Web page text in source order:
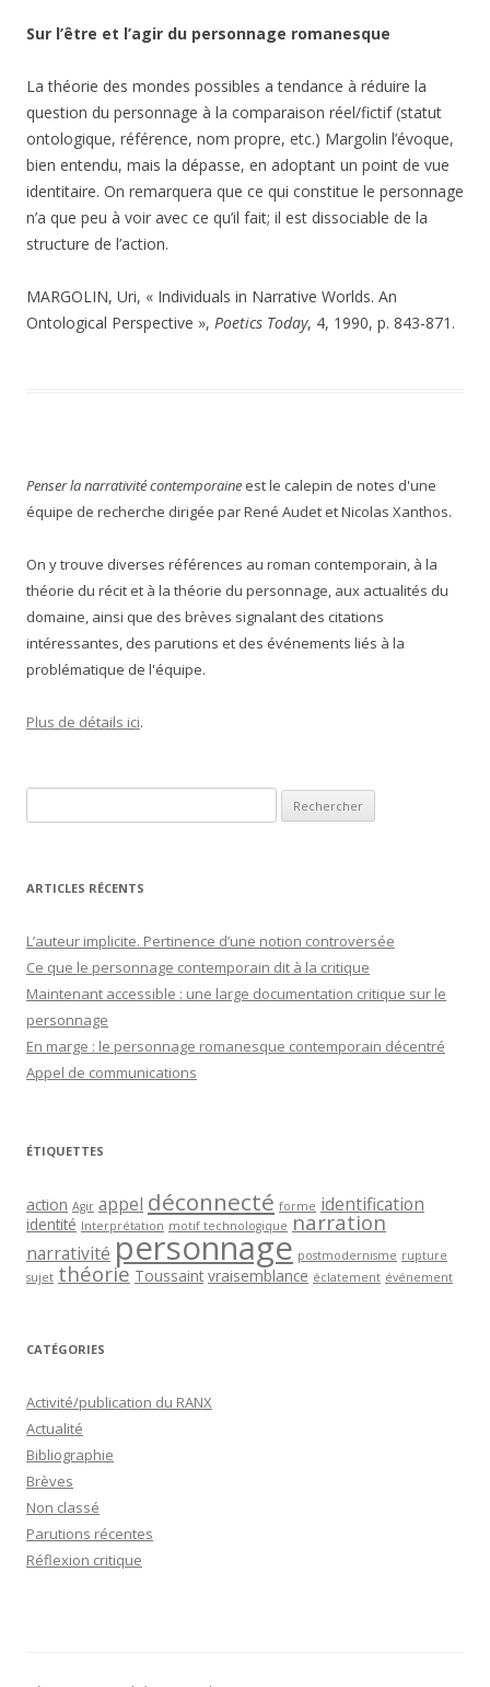
Sur l’être et l’agir du personnage romanesque
La théorie des mondes possibles a tendance à réduire la
question du personnage à la comparaison réel/fictif (statut
ontologique, référence, nom propre, etc.) Margolin l’évoque,
bien entendu, mais la dépasse, en adoptant un point de vue
identitaire. On remarquera que ce qui constitue le personnage
n’a que peu à voir avec ce qu’il fait; il est dissociable de la
structure de l’action.
MARGOLIN, Uri, « Individuals in Narrative Worlds. An
Ontological Perspective », Poetics Today, 4, 1990, p. 843-871.
Penser la narrativité contemporaine est le calepin de notes d'une
équipe de recherche dirigée par René Audet et Nicolas Xanthos.
On y trouve diverses références au roman contemporain, à la
théorie du récit et à la théorie du personnage, aux actualités du
domaine, ainsi que des brèves signalant des citations
intéressantes, des parutions et des événements liés à la
problématique de l'équipe.
Plus de détails ici.
ARTICLES RÉCENTS
L’auteur implicite. Pertinence d’une notion controversée
Ce que le personnage contemporain dit à la critique
Maintenant accessible : une large documentation critique sur le
personnage
En marge : le personnage romanesque contemporain décentré
Appel de communications
ÉTIQUETTES
action Agir appel déconnecté forme identification
identité Interprétation motif technologique narration
narrativité personnage postmodernisme rupture
sujet théorie Toussaint vraisemblance éclatement événement
CATÉGORIES
Activité/publication du RANX
Actualité
Bibliographie
Brèves
Non classé
Parutions récentes
Réflexion critique